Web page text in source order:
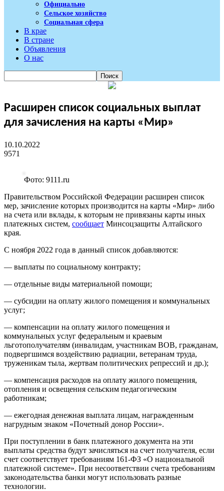
Официально
Сельское хозяйство
Социальная сфера
В крае
В стране
Объявления
О нас
Расширен список социальных выплат
для зачисления на карты «Мир»
10.10.2022
9571
Фото: 9111.ru
Правительством Российской Федерации расширен список
мер, зачисление которых производится на карты «Мир» либо
на счета или вклады, к которым не привязаны карты иных
платежных систем, сообщает Минсоцзащиты Алтайского
края.
С ноября 2022 года в данный список добавляются:
— выплаты по социальному контракту;
— отдельные виды материальной помощи;
— субсидии на оплату жилого помещения и коммунальных
услуг;
— компенсации на оплату жилого помещения и
коммунальных услуг федеральным и краевым
льготополучателям (инвалидам, участникам ВОВ, гражданам,
подвергшимся воздействию радиации, ветеранам труда,
труженикам тыла, жертвам политических репрессий и др.);
— компенсация расходов на оплату жилого помещения,
отопления и освещения сельским педагогическим
работникам;
— ежегодная денежная выплата лицам, награжденным
нагрудным знаком «Почетный донор России».
При поступлении в банк платежного документа на эти
выплаты средства будут зачисляться на счет получателя, если
счет соответствует требованиям 161-ФЗ «О национальной
платежной системе». При несоответствии счета требованиям
законодательства банки могут использовать разные
технологии.